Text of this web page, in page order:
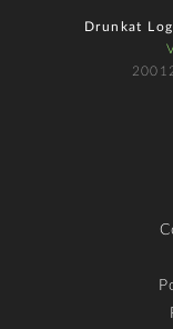
Drunkat